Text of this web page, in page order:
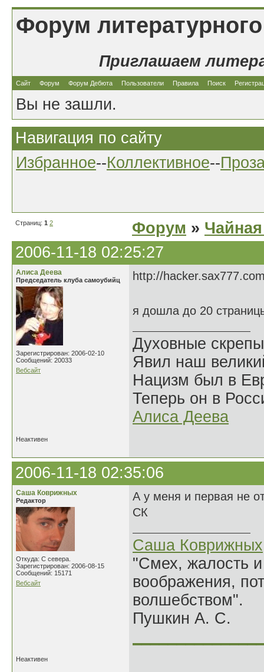
Форум
Приглашаем
Сайт Форум Форум Дебюта Пользователи Правила Поиск
Вы не зашли.
Навигация по сайту
Избранное--Коллективное--
Страниц: 1 2 Форум »
2006-11-18 02:25:27
Алиса Деева
Председатель клуба самоубийц
Зарегистрирован: 2006-02-10
Сообщений: 20033
Вебсайт
http://
я дошла до 20
Духовные
Явил наш
Нацизм был в
Теперь он в
Алиса Деева
Неактивен
2006-11-18 02:35:06
Саша Коврижных
Редактор
Откуда: С севера.
Зарегистрирован: 2006-08-15
Сообщений: 15171
Вебсайт
А у меня и первая не
СК
Саша Коврижных
"Смех, жалость
воображения,
волшебством".
Пушкин А. С.
Неактивен